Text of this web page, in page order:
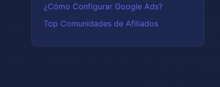
¿Cómo Configurar Google Ads?
Top Comunidades de Afiliados